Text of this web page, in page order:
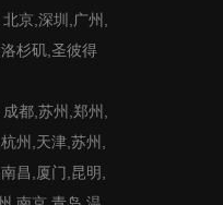
京,深圳,广州,
杉矶,圣彼得
都,苏州,郑州,
州,天津,苏州,
昌,厦门,昆明,